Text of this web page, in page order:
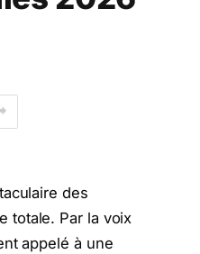
des
totale. Par la voix
appelé à une